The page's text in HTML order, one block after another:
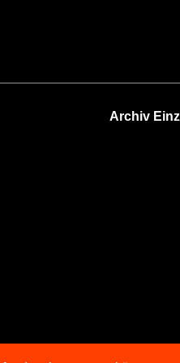
Archiv